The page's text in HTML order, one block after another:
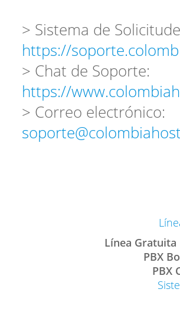
> Sistema de
https://
> Chat de Soporte:
https://
> Correo electrónico:
Línea Gratuita
PBX
PBX